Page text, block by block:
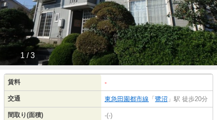
1 / 3
賃料 -
交通 東急田園都市線 「 鷺沼 」駅 徒歩20分
間取り(面積) -(-)